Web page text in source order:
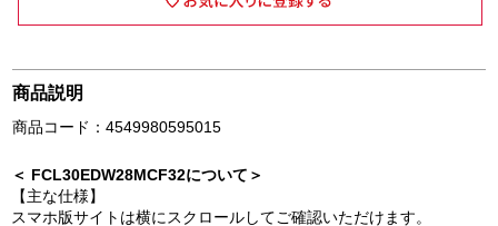
商品説明
商品コード：4549980595015
＜ FCL30EDW28MCF32について＞
【主な仕様】
スマホ版サイトは横にスクロールしてご確認いただけます。